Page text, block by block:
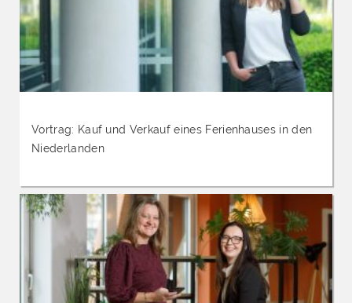
Vortrag: Kauf und Verkauf eines Ferienhauses in den
Niederlanden